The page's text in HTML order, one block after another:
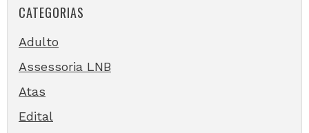
CATEGORIAS
Adulto
Assessoria LNB
Atas
Edital